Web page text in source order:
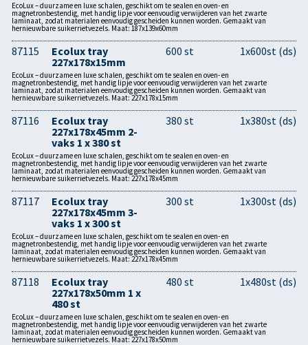
EcoLux – duurzame en luxe schalen, geschikt om te sealen en oven- en
magnetronbestendig, met handig lipje voor eenvoudig verwijderen van het zwarte
laminaat, zodat materialen eenvoudig gescheiden kunnen worden. Gemaakt van
hernieuwbare suikerrietvezels. Maat: 187x139x60mm
87115
Ecolux tray
227x178x15mm
600 st 1x600st (ds)
EcoLux – duurzame en luxe schalen, geschikt om te sealen en oven- en
magnetronbestendig, met handig lipje voor eenvoudig verwijderen van het zwarte
laminaat, zodat materialen eenvoudig gescheiden kunnen worden. Gemaakt van
hernieuwbare suikerrietvezels. Maat: 227x178x15mm
87116
Ecolux tray
227x178x45mm 2-
vaks 1 x 380 st
380 st 1x380st (ds)
EcoLux – duurzame en luxe schalen, geschikt om te sealen en oven- en
magnetronbestendig, met handig lipje voor eenvoudig verwijderen van het zwarte
laminaat, zodat materialen eenvoudig gescheiden kunnen worden. Gemaakt van
hernieuwbare suikerrietvezels. Maat: 227x178x45mm
87117
Ecolux tray
227x178x45mm 3-
vaks 1 x 300 st
300 st 1x300st (ds)
EcoLux – duurzame en luxe schalen, geschikt om te sealen en oven- en
magnetronbestendig, met handig lipje voor eenvoudig verwijderen van het zwarte
laminaat, zodat materialen eenvoudig gescheiden kunnen worden. Gemaakt van
hernieuwbare suikerrietvezels. Maat: 227x178x45mm
87118
Ecolux tray
227x178x50mm 1 x
480 st
480 st 1x480st (ds)
EcoLux – duurzame en luxe schalen, geschikt om te sealen en oven- en
magnetronbestendig, met handig lipje voor eenvoudig verwijderen van het zwarte
laminaat, zodat materialen eenvoudig gescheiden kunnen worden. Gemaakt van
hernieuwbare suikerrietvezels. Maat: 227x178x50mm